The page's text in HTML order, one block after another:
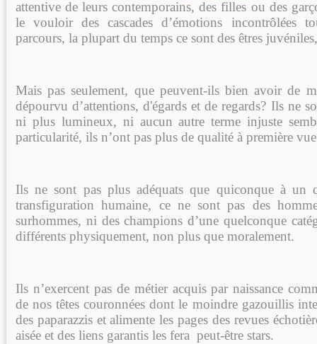
attentive de leurs contemporains, des filles ou des
le vouloir des cascades d’émotions incontrôlées
parcours, la plupart du temps ce sont des êtres
Mais pas seulement, que peuvent-ils bien avoir de
dépourvu d’attentions, d'égards et de regards? Ils ne
ni plus lumineux, ni aucun autre terme injuste
particularité, ils n’ont pas plus de qualité à première
Ils ne sont pas plus adéquats que quiconque à un
transfiguration humaine, ce ne sont pas des
surhommes, ni des champions d’une quelconque
différents physiquement, non plus que moralement.
Ils n’exercent pas de métier acquis par naissance
de nos têtes couronnées dont le moindre gazouillis
des paparazzis et alimente les pages des revues
aisée et des liens garantis les fera peut-être stars.